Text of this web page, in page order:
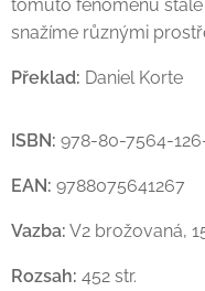
tomuto fenoménu
snažíme různými
Překlad: Daniel Korte
ISBN: 978-80-7564-
EAN: 9788075641267
Vazba: V2 brožovaná,
Rozsah: 452 str.